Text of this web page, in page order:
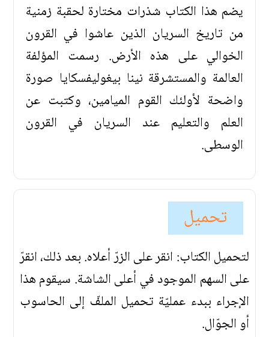
يضم هذا الكتاب شذرات مختارة لحقبة زمنية
من تاريخ السريان الذين عاشوا في القرون
الخوالي على هذه الأرض. رسمت المؤلفة
العالمة والمستشرقة نينا بيغوليفسكايا صورة
واضحة لأولئك القوم الميامين، وكتبت عن
العلم والتعليم عند السريان في القرون
الوسطى.
تحميل
لتحميل الكتاب: انقر على الزرّ أعلاه. بعد ذلك، انقرّ
على السهم الموجود في أعلى الشاشة. سيقوم هذا
الإجراء ببدء عمليّة تحميل الملفّ إلى الحاسوب
أو الجوّال.